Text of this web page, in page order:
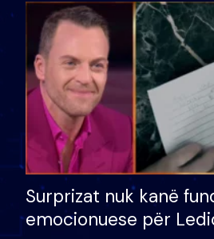
mungojë zilja e
Surprizat nuk kanë
emocionuese për